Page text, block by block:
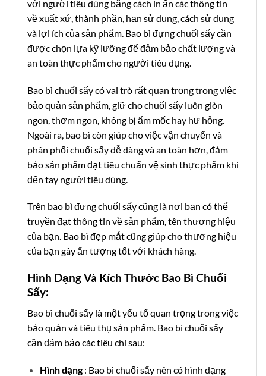
với người tiêu dùng bằng cách in ấn các thông tin
về xuất xứ, thành phần, hạn sử dụng, cách sử dụng
và lợi ích của sản phẩm. Bao bì đựng chuối sấy cần
được chọn lựa kỹ lưỡng để đảm bảo chất lượng và
an toàn thực phẩm cho người tiêu dụng.
Bao bì chuối sấy có vai trò rất quan trọng trong việc
bảo quản sản phẩm, giữ cho chuối sấy luôn giòn
ngon, thơm ngon, không bị ẩm mốc hay hư hỏng.
Ngoài ra, bao bì còn giúp cho việc vận chuyển và
phân phối chuối sấy dễ dàng và an toàn hơn, đảm
bảo sản phẩm đạt tiêu chuẩn vệ sinh thực phẩm khi
đến tay người tiêu dùng.
Trên bao bì đựng chuối sấy cũng là nơi bạn có thể
truyền đạt thông tin về sản phẩm, tên thương hiệu
của bạn. Bao bì đẹp mắt cũng giúp cho thương hiệu
của bạn gây ấn tượng tốt với khách hàng.
Hình Dạng Và Kích Thước Bao Bì Chuối
Sấy:
Bao bì chuối sấy là một yếu tố quan trọng trong việc
bảo quản và tiêu thụ sản phẩm. Bao bì chuối sấy
cần đảm bảo các tiêu chí sau:
Hình dạng: Bao bì chuối sấy nên có hình dạng